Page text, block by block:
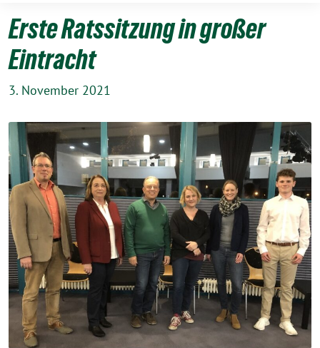
Erste Ratssitzung in großer
Eintracht
3. November 2021